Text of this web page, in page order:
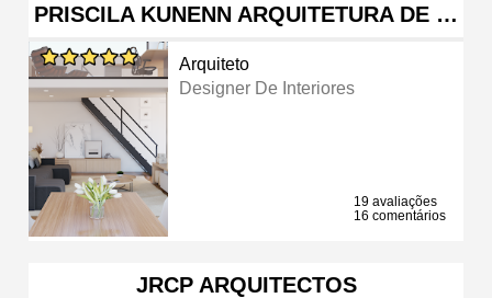
PRISCILA KUNENN ARQUITETURA DE …
Arquiteto
Designer De Interiores
19 avaliações
16 comentários
JRCP ARQUITECTOS